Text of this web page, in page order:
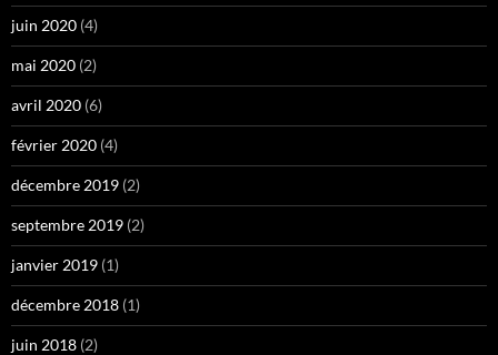
juin 2020 (4)
mai 2020 (2)
avril 2020 (6)
février 2020 (4)
décembre 2019 (2)
septembre 2019 (2)
janvier 2019 (1)
décembre 2018 (1)
juin 2018 (2)